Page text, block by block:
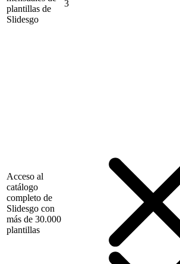
plantillas de
Slidesgo
3
Acceso al
catálogo
completo de
Slidesgo con
más de 30.000
plantillas